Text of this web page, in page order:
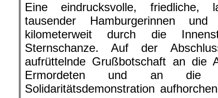
Eine eindrucksvolle, friedliche,
tausender Hamburgerinnen
kilometerweit durch die
Sternschanze. Auf der
aufrüttelnde Grußbotschaft an die
Ermordeten und an die
Solidaritätsdemonstration